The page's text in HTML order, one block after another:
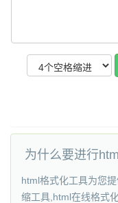
为什么要进行
html格式化工具为您
缩工具,html在线格式